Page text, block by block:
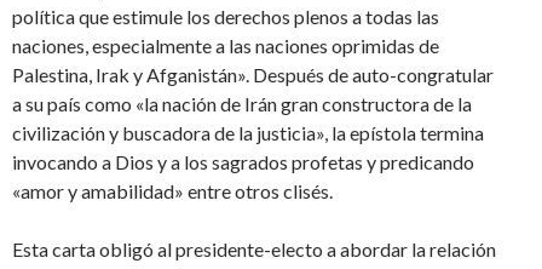
política que estimule los derechos plenos a todas las
naciones, especialmente a las naciones oprimidas de
Palestina, Irak y Afganistán». Después de auto-congratular
a su país como «la nación de Irán gran constructora de la
civilización y buscadora de la justicia», la epístola termina
invocando a Dios y a los sagrados profetas y predicando
«amor y amabilidad» entre otros clisés.
Esta carta obligó al presidente-electo a abordar la relación